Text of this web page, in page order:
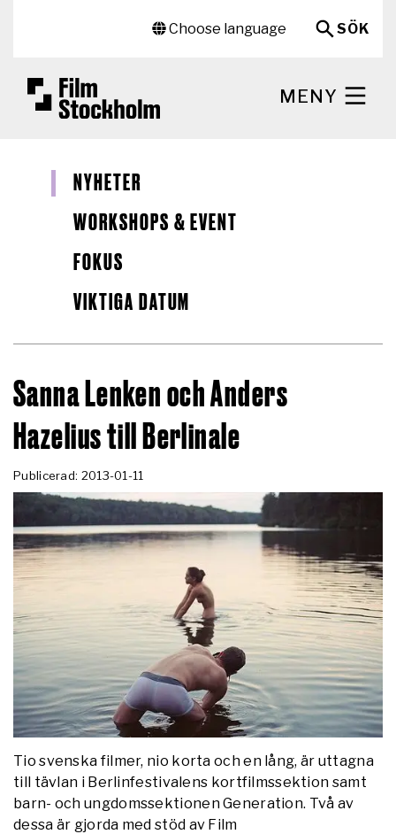
Choose language
SÖK
MENY
NYHETER
WORKSHOPS & EVENT
FOKUS
VIKTIGA DATUM
Sanna Lenken och Anders
Hazelius till Berlinale
Publicerad: 2013-01-11
Tio svenska filmer, nio korta och en lång, är uttagna
till tävlan i Berlinfestivalens kortfilmssektion samt
barn- och ungdomssektionen Generation. Två av
dessa är gjorda med stöd av Film